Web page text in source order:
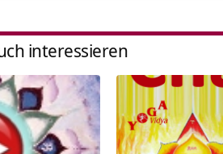
interessieren